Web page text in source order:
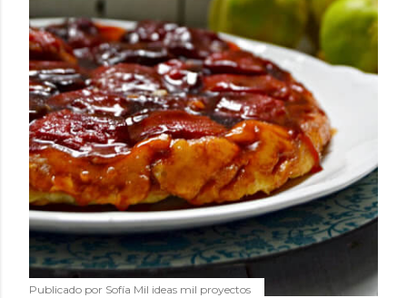
Publicado por Sofía Mil ideas mil proyectos